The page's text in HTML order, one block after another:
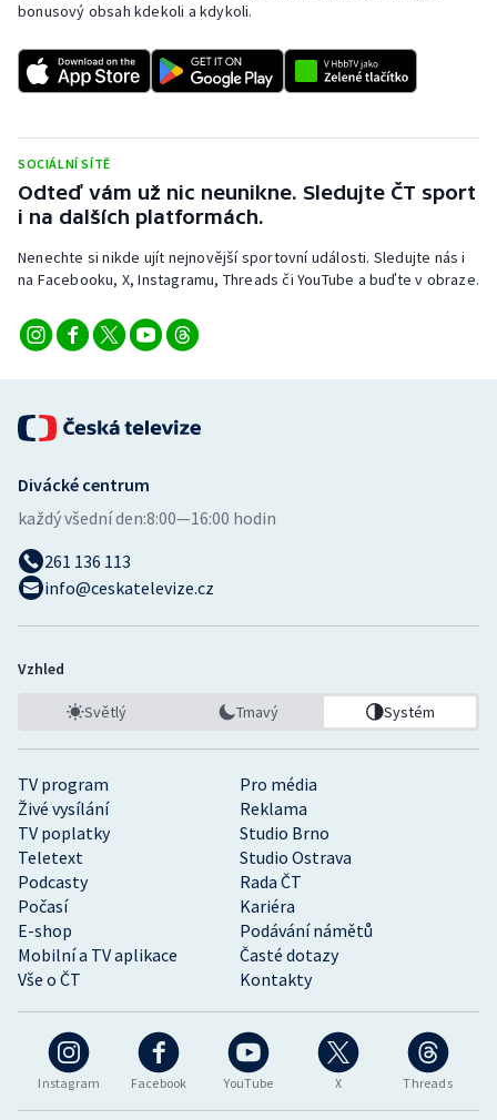
Sportovní střelba
Stolní tenis
Triatlon
Veslování
Volejbal
bonusový obsah kdekoli a kdykoli.
SOCIÁLNÍ SÍTĚ
Odteď vám už nic neunikne. Sledujte ČT sport
i na dalších platformách.
Nenechte si nikde ujít nejnovější sportovní události. Sledujte nás i
na Facebooku, X, Instagramu, Threads či YouTube a buďte v obraze.
Instagram Facebook YouTube X Threads
TV program
Pro média
Živé vysílání
Reklama
TV poplatky
Studio Brno
Teletext
Studio Ostrava
Podcasty
Rada ČT
Počasí
Kariéra
E-shop
Podávání námětů
Mobilní a TV aplikace
Časté dotazy
Vše o ČT
Kontakty
Divácké centrum
každý všední den:8:00—16:00 hodin
261 136 113
info@ceskatelevize.cz
Vzhled
Světlý Tmavý Systém